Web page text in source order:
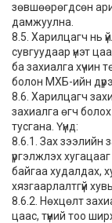
зөвшөөрөгдсөн
дамжуулна.
8.5. Харилцагч нь
сувгуудаар үнэт
ба захиалга хүчин
болон МХБ-ийн
8.6. Харилцагч
захиалга өгч
тусгана. Үүнд:
8.6.1. Зах зээлийн
үргэлжлэх
байгаа худалдах,
хязгаарлалтгүй
8.6.2. Нөхцөлт
цаас, түүний тоо